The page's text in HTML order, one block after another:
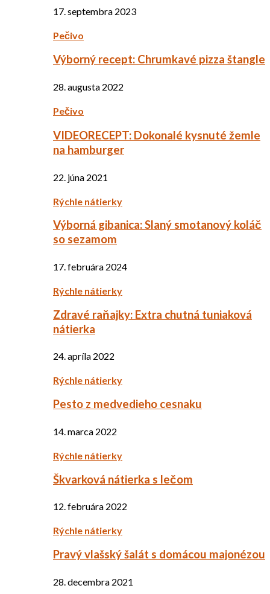
17. septembra 2023
Pečivo
Výborný recept: Chrumkavé pizza štangle
28. augusta 2022
Pečivo
VIDEORECEPT: Dokonalé kysnuté žemle
na hamburger
22. júna 2021
Rýchle nátierky
Výborná gibanica: Slaný smotanový koláč
so sezamom
17. februára 2024
Rýchle nátierky
Zdravé raňajky: Extra chutná tuniaková
nátierka
24. apríla 2022
Rýchle nátierky
Pesto z medvedieho cesnaku
14. marca 2022
Rýchle nátierky
Škvarková nátierka s lečom
12. februára 2022
Rýchle nátierky
Pravý vlašský šalát s domácou majonézou
28. decembra 2021